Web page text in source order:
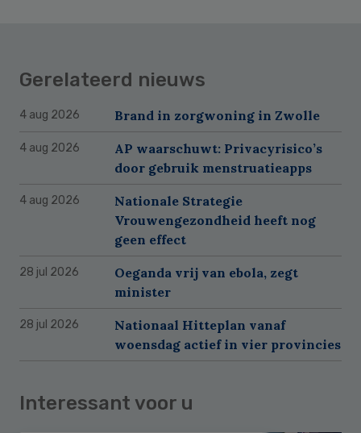
Gerelateerd nieuws
4 aug 2026 Brand in zorgwoning in Zwolle
4 aug 2026
AP waarschuwt: Privacyrisico’s
door gebruik menstruatieapps
4 aug 2026
Nationale Strategie
Vrouwengezondheid heeft nog
geen effect
28 jul 2026
Oeganda vrij van ebola, zegt
minister
28 jul 2026
Nationaal Hitteplan vanaf
woensdag actief in vier provincies
Interessant voor u